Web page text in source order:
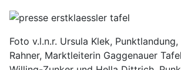
Foto v.l.n.r. Ursula Klek,
Rahner, Marktleiterin Gaggenauer